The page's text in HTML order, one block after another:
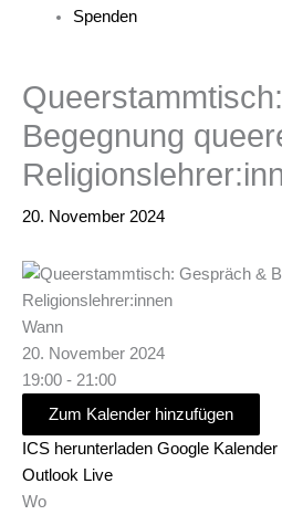
Spenden
Begegnung
20. November 2024
Wann
20. November 2024
19:00 - 21:00
Zum Kalender hinzufügen
ICS herunterladen Google Kalender
Outlook Live
Wo